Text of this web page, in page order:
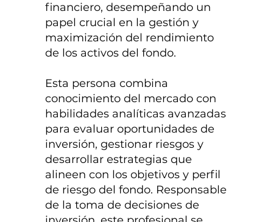
financiero, desempeñando un
papel crucial en la gestión y
maximización del rendimiento
de los activos del fondo.
Esta persona combina
conocimiento del mercado con
habilidades analíticas avanzadas
para evaluar oportunidades de
inversión, gestionar riesgos y
desarrollar estrategias que
alineen con los objetivos y perfil
de riesgo del fondo. Responsable
de la toma de decisiones de